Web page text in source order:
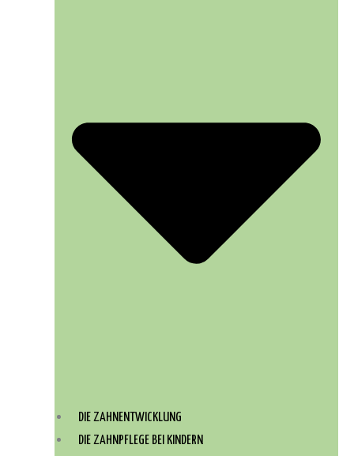
DIE ZAHNENTWICKLUNG
DIE ZAHNPFLEGE BEI KINDERN